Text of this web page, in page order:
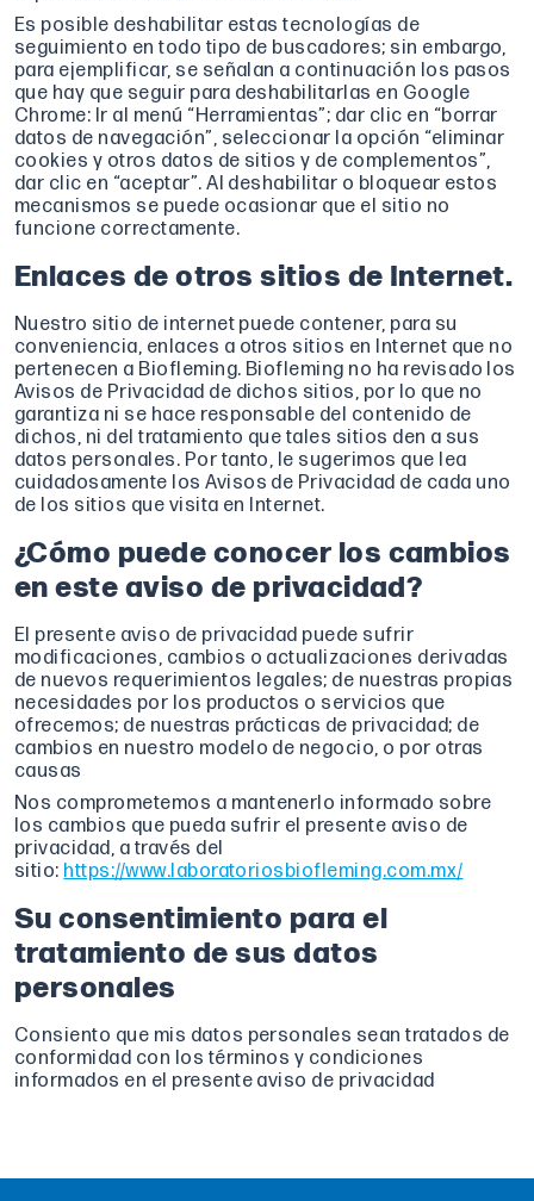
Es posible deshabilitar estas tecnologías de
seguimiento en todo tipo de buscadores; sin embargo,
para ejemplificar, se señalan a continuación los pasos
que hay que seguir para deshabilitarlas en Google
Chrome: Ir al menú “Herramientas”; dar clic en “borrar
datos de navegación”, seleccionar la opción “eliminar
cookies y otros datos de sitios y de complementos”,
dar clic en “aceptar”. Al deshabilitar o bloquear estos
mecanismos se puede ocasionar que el sitio no
funcione correctamente.
Enlaces de otros sitios de Internet.
Nuestro sitio de internet puede contener, para su
conveniencia, enlaces a otros sitios en Internet que no
pertenecen a Biofleming. Biofleming no ha revisado los
Avisos de Privacidad de dichos sitios, por lo que no
garantiza ni se hace responsable del contenido de
dichos, ni del tratamiento que tales sitios den a sus
datos personales. Por tanto, le sugerimos que lea
cuidadosamente los Avisos de Privacidad de cada uno
de los sitios que visita en Internet.
¿Cómo puede conocer los cambios
en este aviso de privacidad?
El presente aviso de privacidad puede sufrir
modificaciones, cambios o actualizaciones derivadas
de nuevos requerimientos legales; de nuestras propias
necesidades por los productos o servicios que
ofrecemos; de nuestras prácticas de privacidad; de
cambios en nuestro modelo de negocio, o por otras
causas
Nos comprometemos a mantenerlo informado sobre
los cambios que pueda sufrir el presente aviso de
privacidad, a través del
sitio: https://www.laboratoriosbiofleming.com.mx/
Su consentimiento para el
tratamiento de sus datos
personales
Consiento que mis datos personales sean tratados de
conformidad con los términos y condiciones
informados en el presente aviso de privacidad